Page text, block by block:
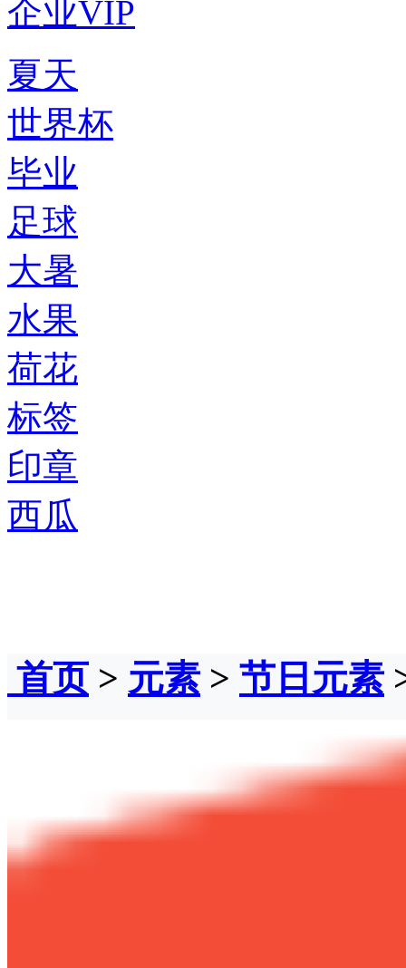
企业VIP
夏天
世界杯
毕业
足球
大暑
水果
荷花
标签
印章
西瓜
首页> 元素 > 节日元素